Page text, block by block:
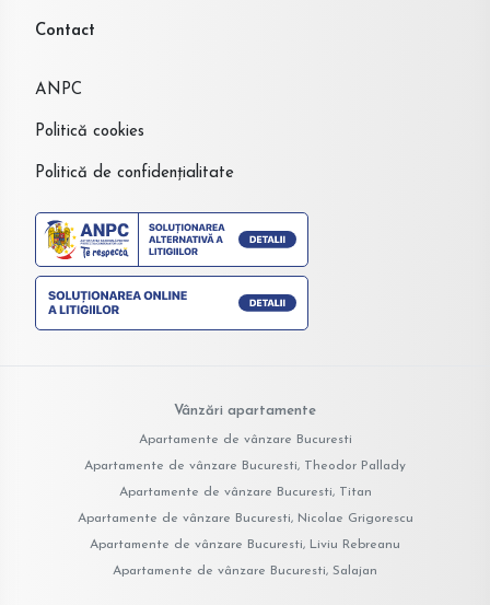
Contact
ANPC
Politică cookies
Politică de confidențialitate
Vânzări apartamente
Apartamente de vânzare Bucuresti
Apartamente de vânzare Bucuresti, Theodor Pallady
Apartamente de vânzare Bucuresti, Titan
Apartamente de vânzare Bucuresti, Nicolae Grigorescu
Apartamente de vânzare Bucuresti, Liviu Rebreanu
Apartamente de vânzare Bucuresti, Salajan